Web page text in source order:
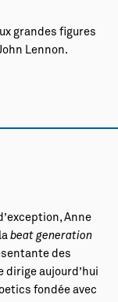
grandes figures
Lennon.
Anne
beat generation
des
aujourd’hui
tics fondée avec